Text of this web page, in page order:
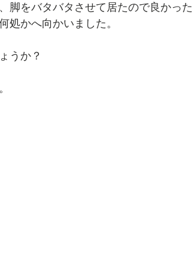
脚をバタバタさせて居たので良かっ
処かへ向かいました。
うか？